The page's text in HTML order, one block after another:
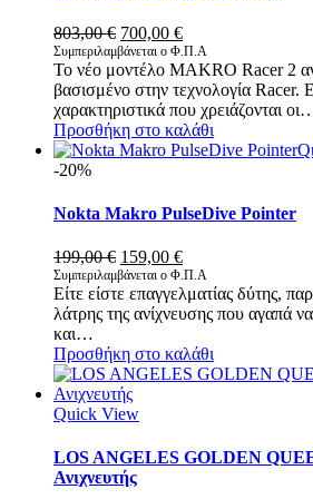
803,00€ Original
price
was:
803,00 €.
700,00 €Η
τρέχουσα
τιμή
είναι:
700,00 €.
Συμπεριλαμβάνεται ο Φ.Π.Α
Το νέο μοντέλο MAKRO Racer 2
βασισμένο στην τεχνολογία Racer.
χαρακτηριστικά που χρειάζονται
Προσθήκη στο καλάθι
-20%
Nokta Makro PulseDive Pointer
199,00€ Original
price
was:
199,00 €.
159,00 €Η
τρέχουσα
τιμή
είναι:
Συμπεριλαμβάνεται ο Φ.Π.Α
Είτε είστε επαγγελματίας δύτης,
λάτρης της ανίχνευσης που αγαπά
και…
Προσθήκη στο καλάθι
Quick View
LOS ANGELES GOLDEN
Ανιχνευτής